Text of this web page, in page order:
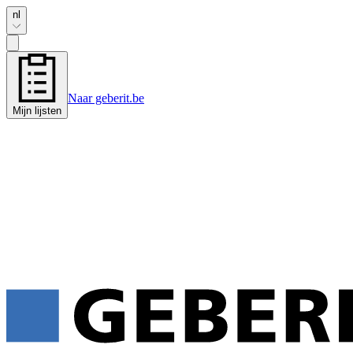
nl
Mijn lijsten
Naar geberit.be